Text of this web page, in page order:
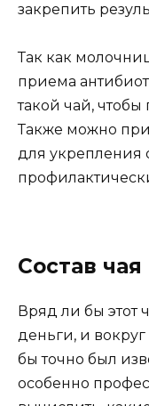
закрепить
Так как
приема
такой чай, чтобы
Также можно
для укрепления
Состав чая
Вряд ли бы этот
деньги, и
бы точно был
особенно